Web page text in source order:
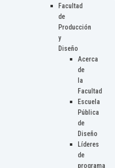
Facultad
de
Producción
y
Diseño
Acerca
de
la
Facultad
Escuela
Pública
de
Diseño
Líderes
de
programa